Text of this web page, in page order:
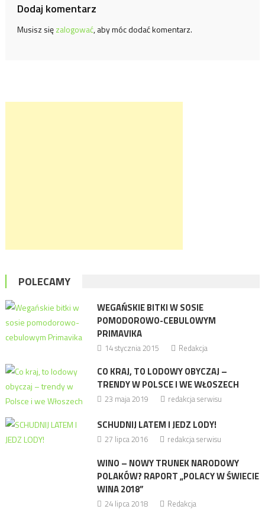
Dodaj komentarz
Musisz sięzalogować, aby móc dodać komentarz.
POLECAMY
WEGAŃSKIE BITKI W SOSIE
POMODOROWO-CEBULOWYM
PRIMAVIKA
14 stycznia 2015 Redakcja
CO KRAJ, TO LODOWY OBYCZAJ –
TRENDY W POLSCE I WE WŁOSZECH
23 maja 2019 redakcja serwisu
SCHUDNIJ LATEM I JEDZ LODY!
27 lipca 2016 redakcja serwisu
WINO – NOWY TRUNEK NARODOWY
POLAKÓW? RAPORT „POLACY W ŚWIECIE
WINA 2018”
24 lipca 2018 Redakcja